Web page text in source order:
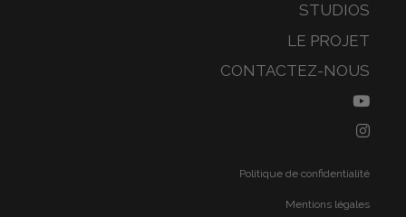
STUDIOS
LE PROJET
CONTACTEZ-NOUS
Politique de confidentialité
Mentions légales